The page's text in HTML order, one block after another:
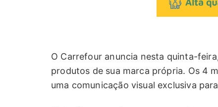
O Carrefour anuncia nesta quinta-
produtos de sua marca própria. Os 4
uma comunicação visual exclusiva